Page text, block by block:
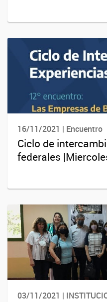
16/11/2021 | Encuentro
Ciclo de
federales
03/11/2021 |